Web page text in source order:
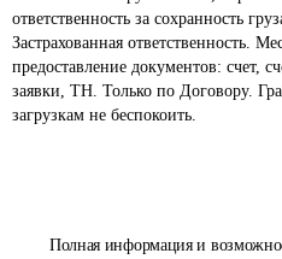
Полная информация и
ответственность за сохранность
Застрахованная ответственность.
предоставление документов: счет,
заявки, ТН. Только по Договору.
загрузкам не беспокоить.